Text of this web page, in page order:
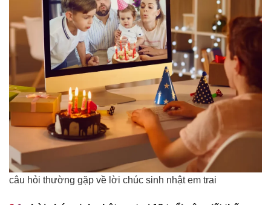
câu hỏi thường gặp về lời chúc sinh nhật em trai